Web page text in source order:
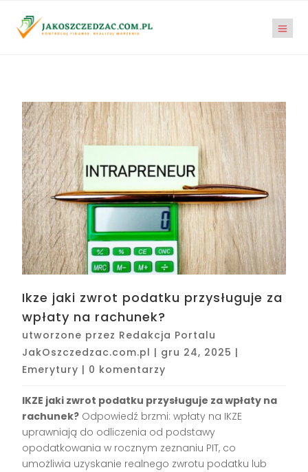
Ikze jaki zwrot podatku przysługuje za
wpłaty na rachunek?
utworzone przez Redakcja Portalu
JakOszczedzac.com.pl | gru 24, 2025 |
Emerytury | 0 komentarzy
IKZE jaki zwrot podatku przysługuje za wpłaty na
rachunek? Odpowiedź brzmi: wpłaty na IKZE
uprawniają do odliczenia od podstawy
opodatkowania w rocznym zeznaniu PIT, co
umożliwia uzyskanie realnego zwrotu podatku lub